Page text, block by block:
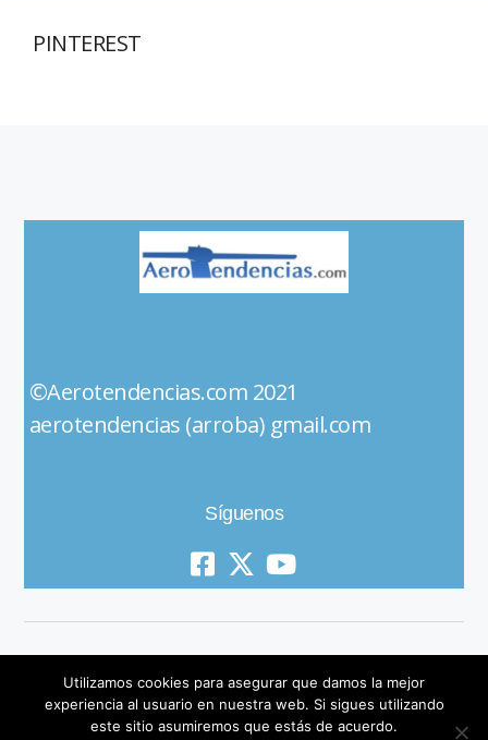
PINTEREST
©Aerotendencias.com 2021
aerotendencias (arroba) gmail.com
Síguenos
© 2019 All Rights Reserved
Utilizamos cookies para asegurar que damos la mejor
experiencia al usuario en nuestra web. Si sigues utilizando
este sitio asumiremos que estás de acuerdo.